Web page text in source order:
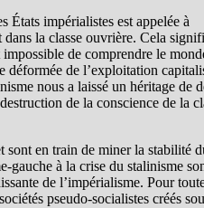
États impérialistes est appelée à
la classe ouvrière. Cela
de comprendre le
déformée de l’exploitation
nous a laissé un héritage de
de la conscience de la
sont en train de miner la stabilité
gauche à la crise du stalinisme
de l’impérialisme. Pour
pseudo-socialistes créés